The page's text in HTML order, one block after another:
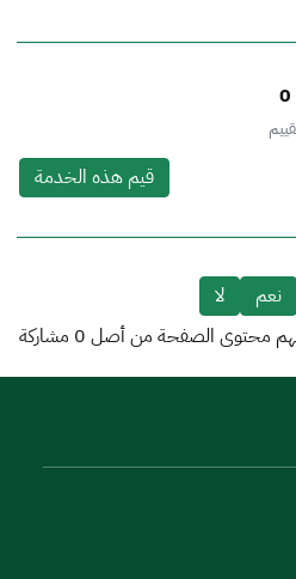
0
قيم هذه الخدمة
نعم
لا
محتوى الصفحة من أصل 0 مشاركة